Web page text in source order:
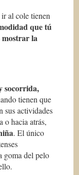
al cole tienen
que tú
mostrar la
socorrida,
tienen que
sus actividades
o hacia atrás,
. El único
goma del pelo